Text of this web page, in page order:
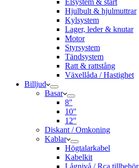
Elsystem & start
Hjulbult & hjulmuttrar
Kylsystem
Lager, leder & knutar
Motor
Styrsystem
Tändsystem
Ratt & rattstång
Växellåda / Hastighet
Billjud
Basar
8″
10″
12″
Diskant / Omkoning​
Kablar
Högtalarkabel
Kabelkit
Lågnivå / Rca tillbehör